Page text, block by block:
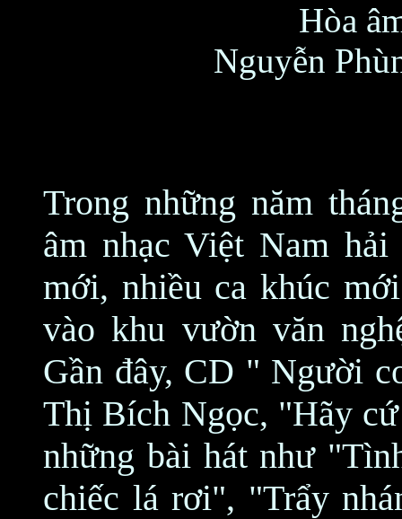
Hòa
Nguyễn
Trong những năm
âm nhạc Việt Nam
mới, nhiều ca khúc
vào khu vườn văn
Gần đây, CD " Người
Thị Bích Ngọc, "Hãy
những bài hát như
chiếc lá rơi", "Trẩy